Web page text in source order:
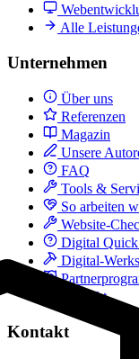
Alle
Unternehmen
Über uns
Referenzen
Magazin
Unsere
FAQ
Tools &
So arbeiten
Website-
Digital
Digital-
Kontakt
Kontakt